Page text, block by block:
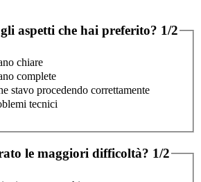
aspetti che hai preferito? 1/2
chiare
complete
stavo procedendo correttamente
tecnici
le maggiori difficoltà? 1/2